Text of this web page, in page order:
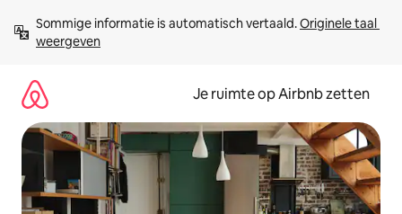
direct
naar
Sommige informatie is automatisch vertaald. Originele taal
weergeven
Je ruimte op Airbnb zetten